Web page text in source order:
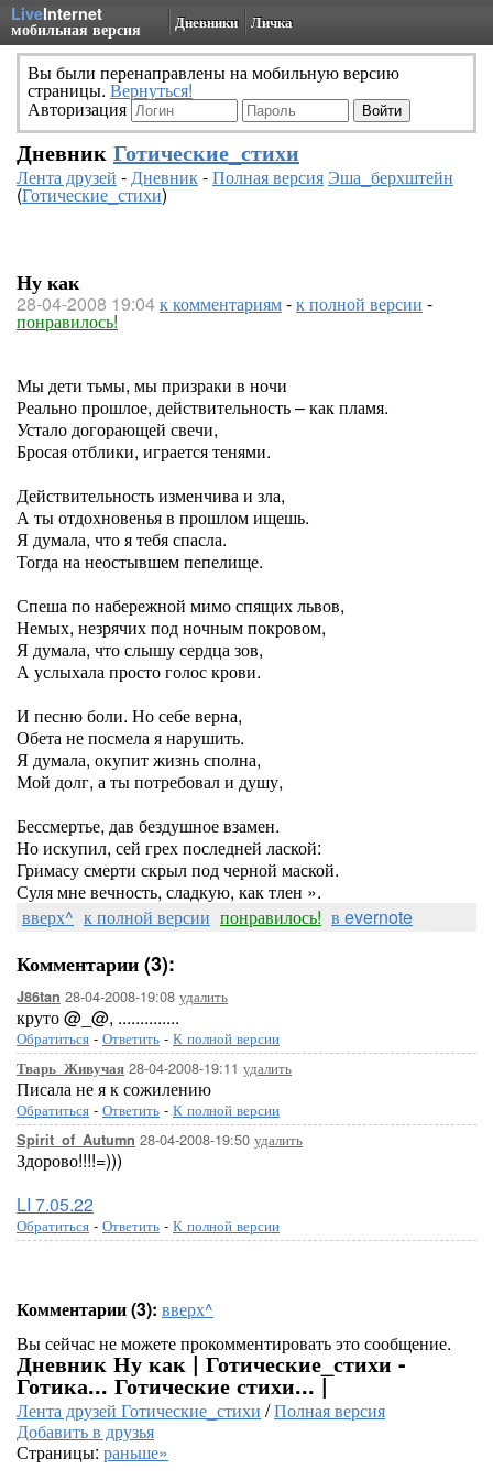
LiveInternet
мобильная версия Дневники Личка
Вы были перенаправлены на мобильную версию
страницы. Вернуться!
Авторизация
Дневник Готические_стихи
Лента друзей -Дневник-Полная версия Эша_берхштейн
(Готические_стихи)
Ну как
28-04-2008 19:04к комментариям-к полной версии -
понравилось!
Мы дети тьмы, мы призраки в ночи
Реально прошлое, действительность – как пламя.
Устало догорающей свечи,
Бросая отблики, играется тенями.
Действительность изменчива и зла,
А ты отдохновенья в прошлом ищешь.
Я думала, что я тебя спасла.
Тогда на неостывшем пепелище.
Спеша по набережной мимо спящих львов,
Немых, незрячих под ночным покровом,
Я думала, что слышу сердца зов,
А услыхала просто голос крови.
И песню боли. Но себе верна,
Обета не посмела я нарушить.
Я думала, окупит жизнь сполна,
Мой долг, а ты потребовал и душу,
Бессмертье, дав бездушное взамен.
Но искупил, сей грех последней лаской:
Гримасу смерти скрыл под черной маской.
Суля мне вечность, сладкую, как тлен ».
вверх^ к полной версии понравилось! в evernote
Комментарии (3):
J86tan 28-04-2008-19:08 удалить
круто @_@, ..............
Обратиться - Ответить - К полной версии
Тварь_Живучая 28-04-2008-19:11 удалить
Писала не я к сожилению
Обратиться - Ответить - К полной версии
Spirit_of_Autumn 28-04-2008-19:50 удалить
Здорово!!!!=)))
LI 7.05.22
Обратиться - Ответить - К полной версии
Комментарии (3): вверх^
Вы сейчас не можете прокомментировать это сообщение.
Дневник Ну как | Готические_стихи -
Готика... Готические стихи... |
Лента друзей Готические_стихи /Полная версия
Добавить в друзья
Страницы: раньше»